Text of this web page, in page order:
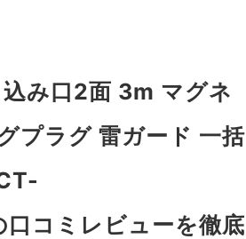
み口2面 3m マグネ
プラグ 雷ガード 一括
コミレビューを徹底